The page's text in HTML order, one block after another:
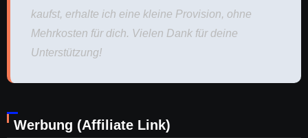
kaufst, erhalte ich eine kleine Provision, ohne
Mehrkosten für dich. Vielen Dank für deine
Unterstützung!
Werbung (Affiliate Link)